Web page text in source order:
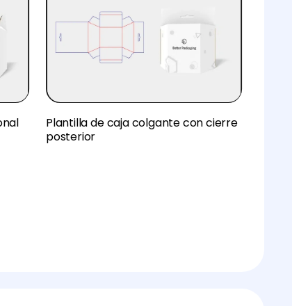
Plantilla de caja colgante con cierre
posterior